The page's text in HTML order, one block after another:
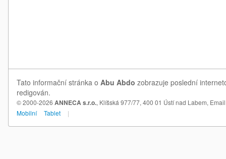
Tato informační stránka o Abu Abdo zobrazuje poslední
redigován.
© 2000-2026 ANNECA s.r.o., Klíšská 977/77, 400 01 Ústí nad Labem,
Mobilní
Tablet |